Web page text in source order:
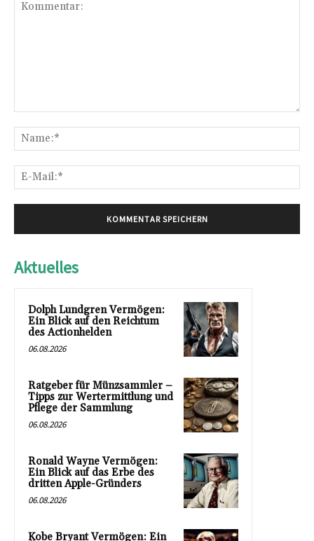
Aktuelles
Dolph Lundgren Vermögen:
Ein Blick auf den Reichtum
des Actionhelden
06.08.2026
Ratgeber für Münzsammler –
Tipps zur Wertermittlung und
Pflege der Sammlung
06.08.2026
Ronald Wayne Vermögen:
Ein Blick auf das Erbe des
dritten Apple-Gründers
06.08.2026
Kobe Bryant Vermögen: Ein